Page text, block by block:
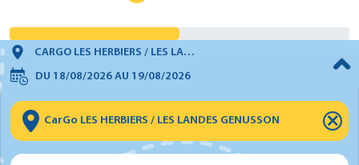
CARGO LES HERBIERS / LES LANDES GENUSSON
DU 18/08/2026 AU 19/08/2026
⨯